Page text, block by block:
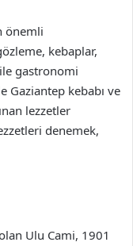
önemli
kebaplar,
gastronomi
Gaziantep kebabı ve
lezzetler
denemek,
Ulu Cami, 1901